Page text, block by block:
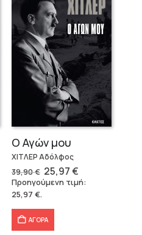
Ο Αγών μου
ΧΙΤΛΕΡ Αδόλφος
39,90€ Original
price
was:
25,97€Η
τρέχουσα
τιμή
Προηγούμενη τιμή:
25,97 €.
ΑΓΟΡΑ